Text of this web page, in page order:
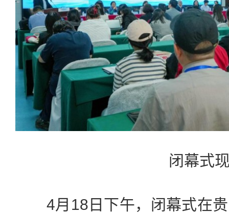
闭幕式现
4月18日下午，闭幕式在贵